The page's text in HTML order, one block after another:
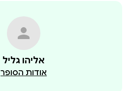
אליהו גליל
אודות הסופר